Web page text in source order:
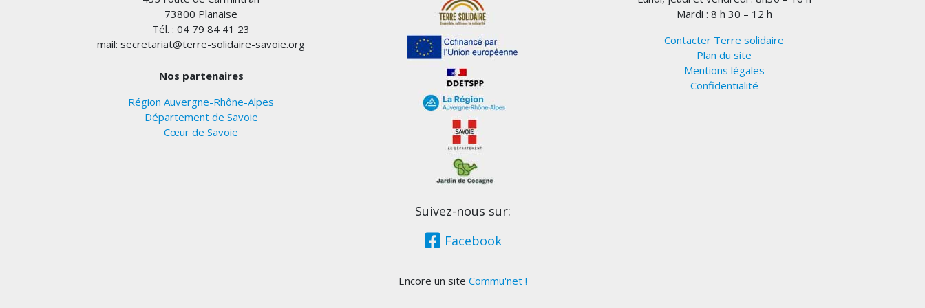
73800 Planaise
Tél. : 04 79 84 41 23
mail: secretariat@terre-solidaire-savoie.org
Nos partenaires
Région Auvergne-Rhône-Alpes
Département de Savoie
Cœur de Savoie
Suivez-nous sur:
Facebook
Mardi : 8 h 30 – 12 h
Contacter Terre solidaire
Plan du site
Mentions légales
Confidentialité
Encore un site Commu'net !